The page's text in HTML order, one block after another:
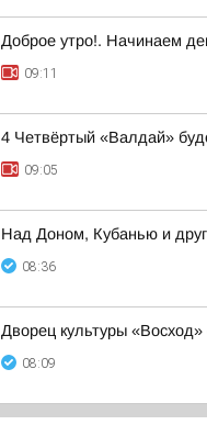
Доброе утро!. Начинаем
09:11
4 Четвёртый «Валдай»
09:05
Над Доном, Кубанью и
08:36
Дворец культуры
08:09